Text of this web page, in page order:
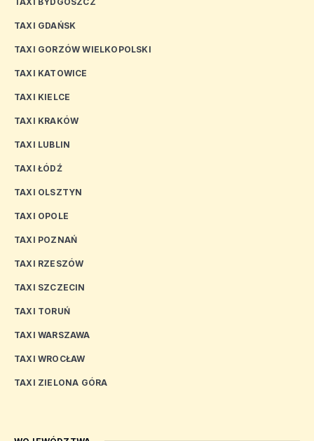
TAXI GDAŃSK
TAXI GORZÓW WIELKOPOLSKI
TAXI KATOWICE
TAXI KIELCE
TAXI KRAKÓW
TAXI LUBLIN
TAXI ŁÓDŹ
TAXI OLSZTYN
TAXI OPOLE
TAXI POZNAŃ
TAXI RZESZÓW
TAXI SZCZECIN
TAXI TORUŃ
TAXI WARSZAWA
TAXI WROCŁAW
TAXI ZIELONA GÓRA